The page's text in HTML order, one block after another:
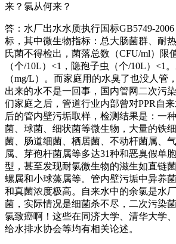
来？氯从何来？
答：水厂出水水质执行国标GB5749-
标，其中微生物指标：总大肠菌群、耐
氏菌不得检出，菌落总数（CFU/ml）限
（个/10L）<1，隐孢子虫（个/10L）<1
（mg/L）。而家庭用的水臭了也没人管
出来的水不是一回事，国内管网二次污
们家庭之后，管道行业内部曾对PPR自
后的管内壁污垢取样，检测结果是：一
菌、球菌、细状菌等微生物，大量的铁
菌、肠道细菌、栖居菌、不动杆菌属、
属、芽孢杆菌属等多达31种和恶臭假单
型，甚至发现耐氯微生物的滋生如直链
螺属和小球藻属等。管内壁污垢中异养
和真菌浓度极高。自来水中的余氯是水
菌，实际情况是细菌杀不尽，二次污染
氯致癌啊！这些在同济大学、清华大学
给水排水协会等均有相关论述。